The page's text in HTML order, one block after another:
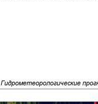
Гидрометеорологические